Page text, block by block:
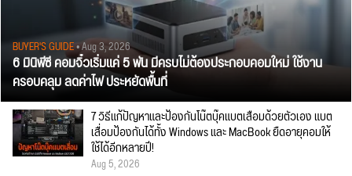
BUYER'S GUIDE• Aug 3, 2026
6 มินิพีซี คอมจิ๋วเริ่มแค่ 5 พัน มีครบไม่ต้องประกอบคอมใหม่ ใช้งาน
ครอบคลุม ลดค่าไฟ ประหยัดพื้นที่
7 วิธีแก้ปัญหาและป้องกันโน๊ตบุ๊คแบตเสื่อมด้วยตัวเอง แบต
เสื่อมป้องกันได้ทั้ง Windows และ MacBook ยืดอายุคอมให้
ใช้ได้อีกหลายปี!
Aug 5, 2026